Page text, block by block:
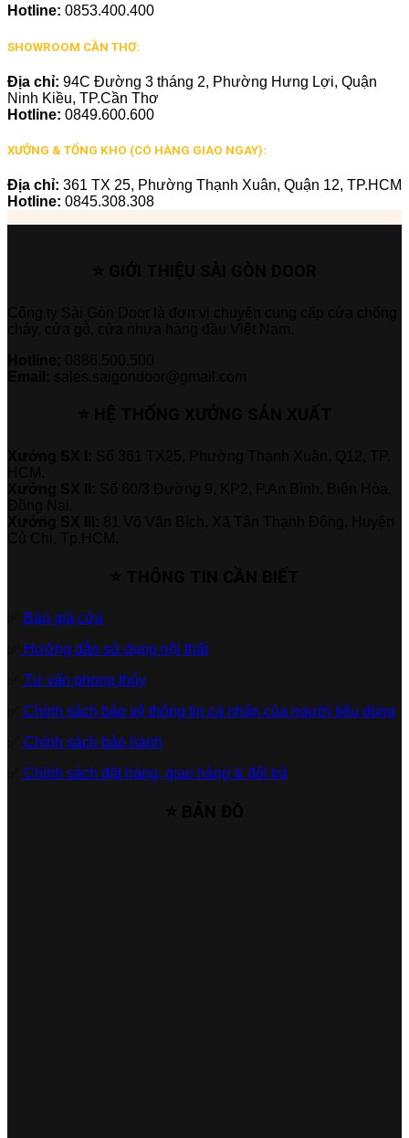
Hotline: 0853.400.400
SHOWROOM CẦN THƠ:
Địa chỉ: 94C Đường 3 tháng 2, Phường Hưng Lợi, Quận
Ninh Kiều, TP.Cần Thơ
Hotline: 0849.600.600
XƯỞNG & TỔNG KHO (CÓ HÀNG GIAO NGAY):
Địa chỉ: 361 TX 25, Phường Thạnh Xuân, Quận 12, TP.HCM
Hotline: 0845.308.308
Báo giá cửa
Hướng dẫn sử dụng nội thất
Tư vấn phong thủy
Chính sách bảo vệ thông tin cá nhân của người tiêu dùng
Chính sách bảo hành
Chính sách đặt hàng, giao hàng & đổi trả